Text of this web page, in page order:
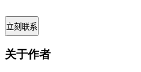
关于作者